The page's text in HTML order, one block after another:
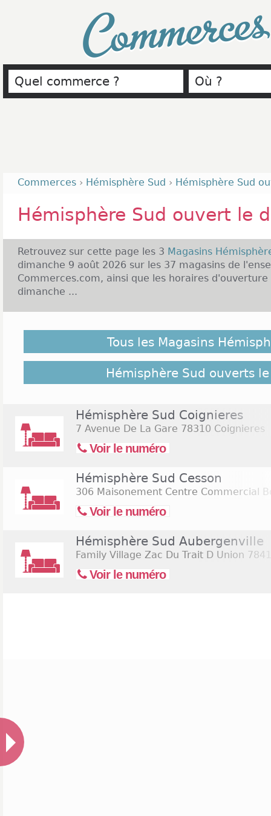
Commerces › Hémisphère Sud › Hémisphère Sud
Hémisphère Sud ouvert le
Retrouvez sur cette page les 3 Magasins
dimanche 9 août 2026 sur les 37 magasins de
Commerces.com, ainsi que les horaires d'ouverture
dimanche ...
Hémisphère Sud est un magasin de meubles
élégants de qualité que vous pouvez retrouver
de chez vous. Hémisphère Sud, c'est 38 magasins
vous n'en avez pas près de chez vous, cela ne
accueille du lundi au samedi. Les horaires
boutiques mais en général elles sont ouvertes
magasins sont même ouverts le dimanche,
pratique pour ceux qui n'ont pas le temps de
le samedi 15 août 2026(Assomption)
Tous les Magasins
Hémisphère Sud ouverts
Hémisphère Sud Coignieres
7 Avenue De La Gare 78310 Coignieres
Voir le numéro
Hémisphère Sud Cesson
306 Maisonement Centre Commercial
Voir le numéro
Hémisphère Sud Aubergenville
Family Village Zac Du Trait D Union
Voir le numéro